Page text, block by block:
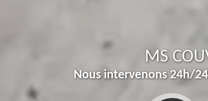
MS
Nous intervenons 24h/